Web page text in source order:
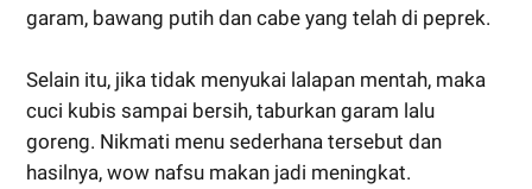
garam, bawang putih dan cabe yang telah di peprek.
Selain itu, jika tidak menyukai lalapan mentah, maka
cuci kubis sampai bersih, taburkan garam lalu
goreng. Nikmati menu sederhana tersebut dan
hasilnya, wow nafsu makan jadi meningkat.